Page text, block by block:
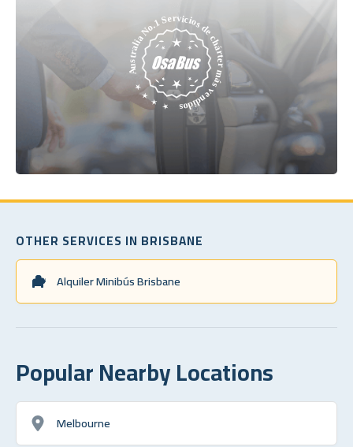
OTHER SERVICES IN BRISBANE
Alquiler Minibús Brisbane
Popular Nearby Locations
Melbourne